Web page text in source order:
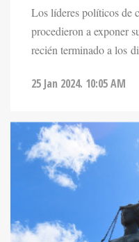
Los líderes políticos de
procedieron a exponer
recién terminado a los
25 Jan 2024. 10:05 AM